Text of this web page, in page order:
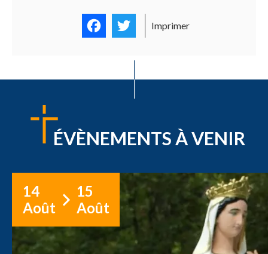
FacebookTwitter
Imprimer
ÉVÈNEMENTS À VENIR
14
Août
15
Août